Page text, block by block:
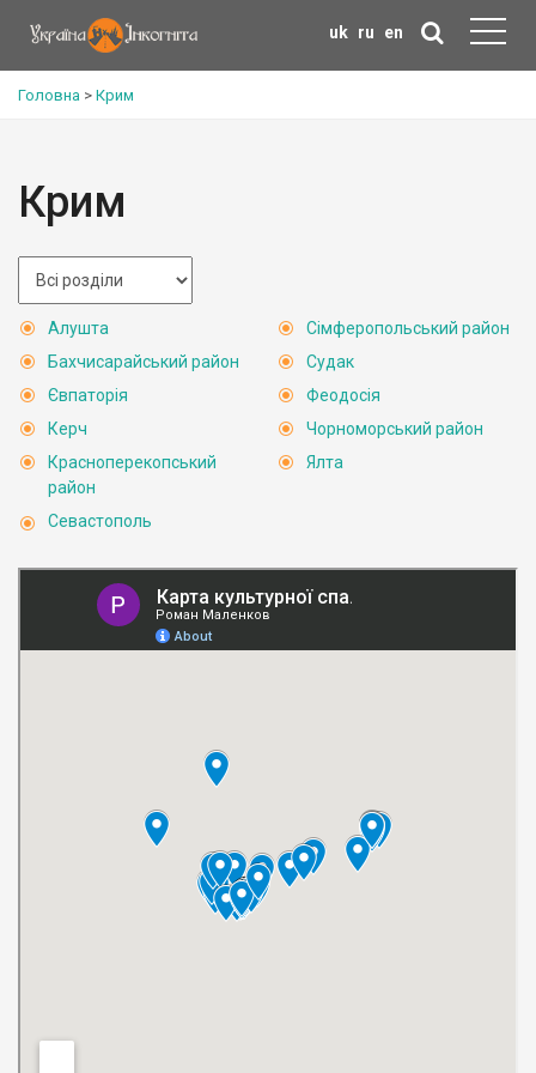
uk ru en
Головна > Крим
Крим
Алушта
Бахчисарайський район
Євпаторія
Керч
Красноперекопський
район
Севастополь
Сімферопольський район
Судак
Феодосія
Чорноморський район
Ялта